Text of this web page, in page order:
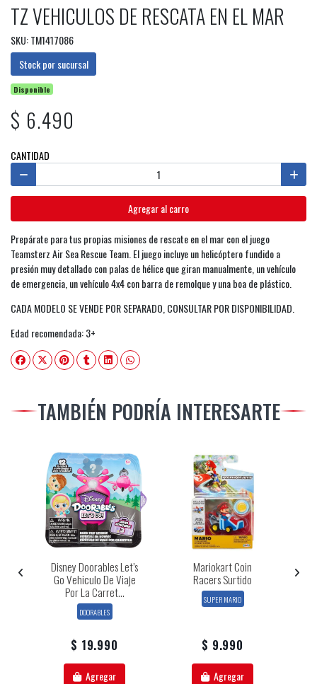
TZ VEHICULOS DE RESCATA EN EL MAR
SKU: TM1417086
Stock por sucursal
Disponible
$ 6.490
CANTIDAD
Agregar al carro
Prepárate para tus propias misiones de rescate en el mar con el juego
Teamsterz Air Sea Rescue Team. El juego incluye un helicóptero fundido a
presión muy detallado con palas de hélice que giran manualmente, un vehículo
de emergencia, un vehículo 4x4 con barra de remolque y una boa de plástico.
CADA MODELO SE VENDE POR SEPARADO, CONSULTAR POR DISPONIBILIDAD.
Edad recomendada: 3+
TAMBIÉN PODRÍA INTERESARTE
Disney Doorables Let’s
Go Vehiculo De Viaje
Por La Carret...
DOORABLES
$ 19.990
Agregar
Mariokart Coin
Racers Surtido
SUPER MARIO
$ 9.990
Agregar